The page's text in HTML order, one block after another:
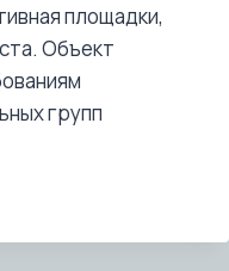
площадки,
Объект
групп